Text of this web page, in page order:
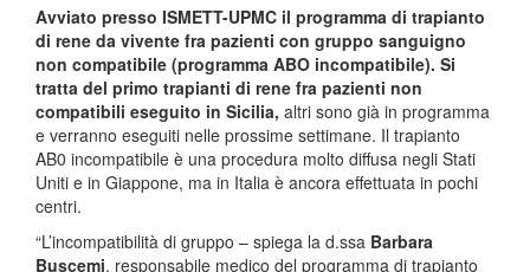
Avviato presso ISMETT-UPMC il programma di trapianto
di rene da vivente fra pazienti con gruppo sanguigno
non compatibile (programma ABO incompatibile). Si
tratta del primo trapianti di rene fra pazienti non
compatibili eseguito in Sicilia, altri sono già in programma
e verranno eseguiti nelle prossime settimane. Il trapianto
AB0 incompatibile è una procedura molto diffusa negli Stati
Uniti e in Giappone, ma in Italia è ancora effettuata in pochi
centri.
“L’incompatibilità di gruppo – spiega la d.ssa Barbara
Buscemi, responsabile medico del programma di trapianto